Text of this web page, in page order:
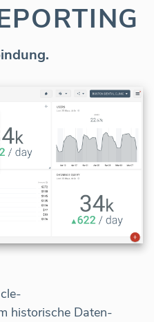
historische Daten-